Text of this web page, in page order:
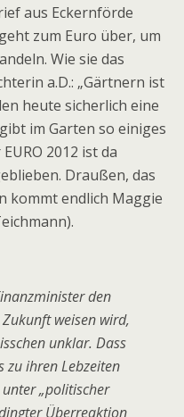
aus Eckernförde
zum Euro über, um
Wie sie das
a.D.: „Gärtnern ist
heute sicherlich eine
im Garten so einiges
2012 ist da
Draußen, das
kommt endlich Maggie
den
weisen wird,
unklar. Dass
zu ihren Lebzeiten
„politischer
Überreaktion